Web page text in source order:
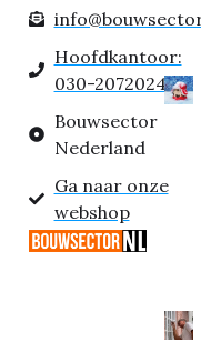
Hoofdkantoor:
030-2072024
Bouwsector
Nederland
Ga naar onze
webshop